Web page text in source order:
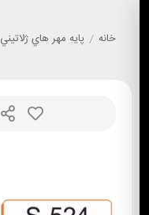
خانه / پايه مهر هاي ژلاتيني Shiny